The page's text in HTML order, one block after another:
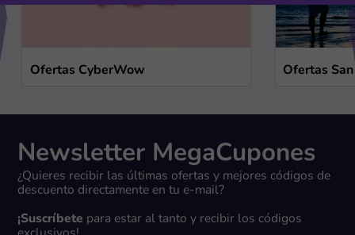
Ofertas CyberWow Ofertas
Newsletter MegaCupones
¿Quieres recibir las últimas ofertas y mejores códigos de
descuento directamente en tu e-mail?
¡Suscríbete para estar al tanto y recibir los códigos